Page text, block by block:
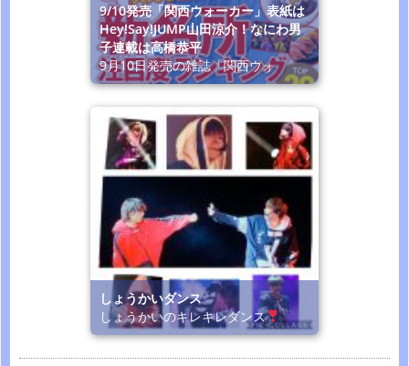
9/10発売「関西ウォーカー」表紙は
Hey!Say!JUMP山田涼介！なにわ男
子連載は高橋恭平
9月10日発売の雑誌「関西ウォ
しょうかいダンス
しょうかいのキレキレダンス